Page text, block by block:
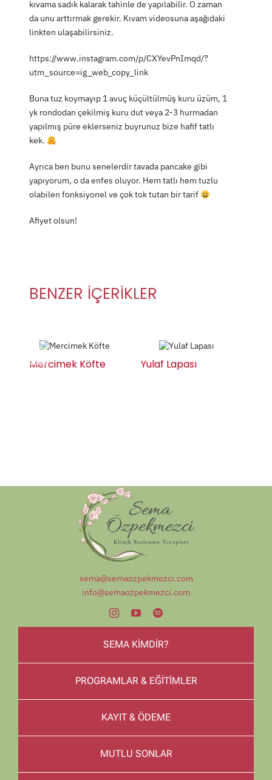
kıvama sadık kalarak tahinle de yapılabilir. O zaman
da unu arttırmak gerekir. Kıvam videosuna aşağıdaki
linkten ulaşabilirsiniz.
https://www.instagram.com/p/CXYevPnImqd/?
utm_source=ig_web_copy_link
Buna tuz koymayıp 1 avuç küçültülmüş kuru üzüm, 1
yk rondodan çekilmiş kuru dut veya 2-3 hurmadan
yapılmış püre eklerseniz buyrunuz bize hafif tatlı
kek.
Ayrıca ben bunu senelerdir tavada pancake gibi
yapıyorum, o da enfes oluyor. Hem tatlı hem tuzlu
olabilen fonksiyonel ve çok tok tutan bir tarif
Afiyet olsun!
BENZER İÇERİKLER
Mercimek Köfte Yulaf Lapası
sema@semaozpekmezci.com
info@semaozpekmezci.com
SEMA KİMDİR?
PROGRAMLAR & EĞİTİMLER
KAYIT & ÖDEME
MUTLU SONLAR